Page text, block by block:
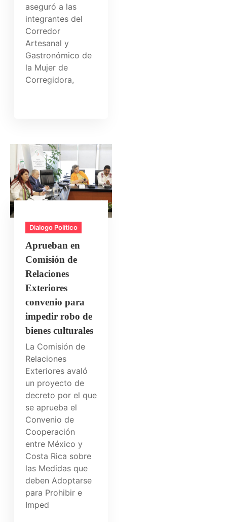
aseguró a las
integrantes del
Corredor
Artesanal y
Gastronómico de
la Mujer de
Corregidora,
Dialogo Político
Aprueban en
Comisión de
Relaciones
Exteriores
convenio para
impedir robo de
bienes culturales
La Comisión de
Relaciones
Exteriores avaló
un proyecto de
decreto por el que
se aprueba el
Convenio de
Cooperación
entre México y
Costa Rica sobre
las Medidas que
deben Adoptarse
para Prohibir e
Imped